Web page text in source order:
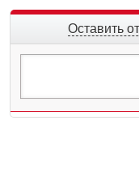
Оставить